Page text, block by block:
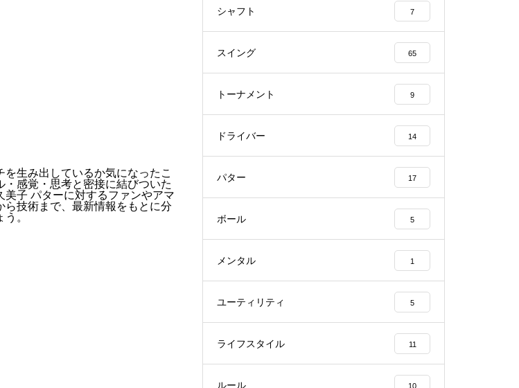
生み出しているか気になったこ
感覚・思考と密接に結びついた
美子 パターに対するファンやアマ
技術まで、最新情報をもとに分
。
シャフト 7
スイング 65
トーナメント 9
ドライバー 14
パター 17
ボール 5
メンタル 1
ユーティリティ 5
ライフスタイル 11
ルール 10